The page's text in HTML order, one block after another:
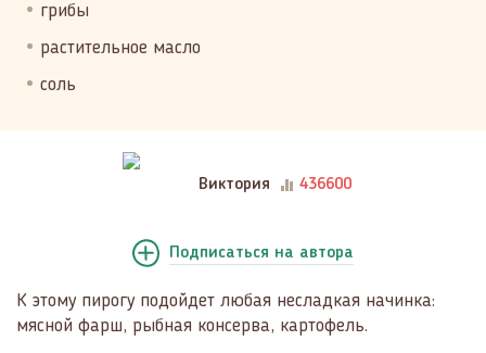
грибы
растительное масло
соль
Виктория 436600
Подписаться на автора
К этому пирогу подойдет любая несладкая начинка:
мясной фарш, рыбная консерва, картофель.